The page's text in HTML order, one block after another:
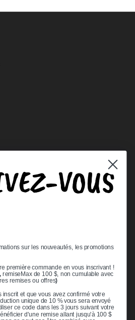
Bearings
VOUS
sur les nouveautés, les promotions
première commande en vous inscrivant !
remiseMax de 100 $, non cumulable avec
remises ou offres)
inscrit et que vous avez confirmé votre
unique de 10 % vous sera envoyé
ce code dans les 3 jours suivant votre
d'une remise allant jusqu'à 100 $